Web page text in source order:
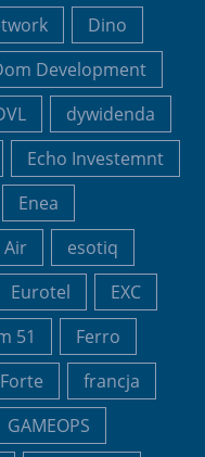
Dino
Development
dywidenda
Echo Investemnt
Enea
Air
esotiq
Eurotel
EXC
51
Ferro
Forte
francja
GAMEOPS